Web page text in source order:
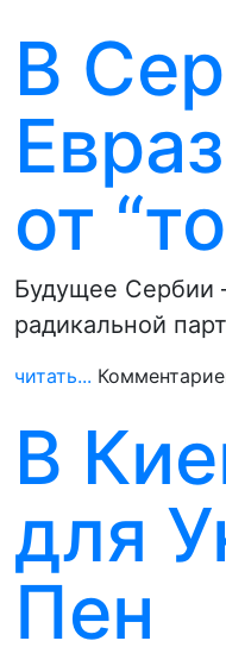
В
от
Будущее Сербии
радикальной
читать...
В
для
Пен